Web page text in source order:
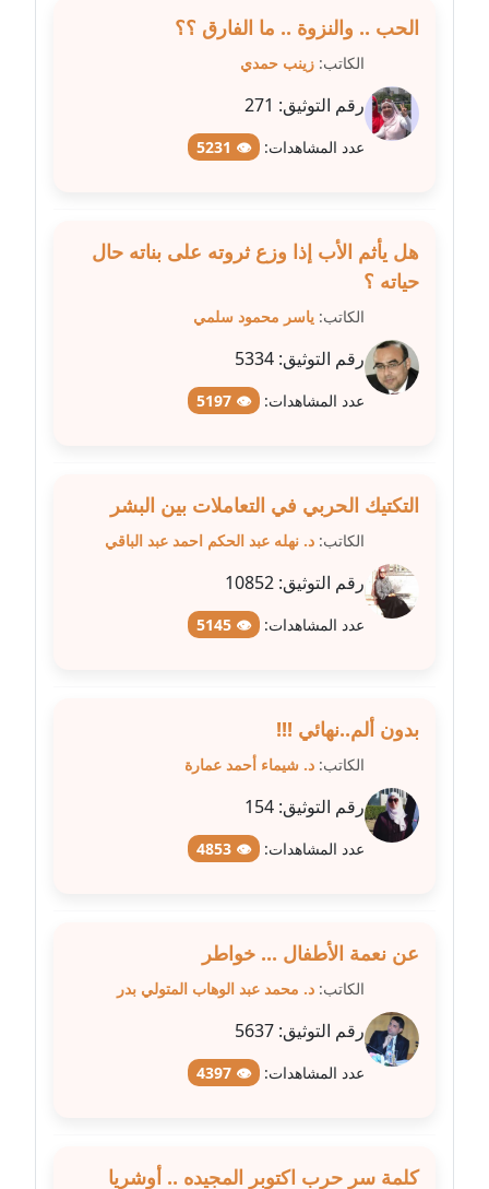
مدونة عبير عبد الرحيم (ماعت)
عاملة
مدونة عبير عزاوي
عاملة
مدونة عبير مصطفى
عاملة
مدونة عزة بركة
مدونة عطا الله حسب الله
عاملة
مدونة عفاف حسين
مدونة علا الأزوك
عاملة
مدونة علاء سرحان
عاملة
مدونة علي الفشني
مدونة عماد مصباح
الحب .. والنزوة .. ما الفارق ؟؟
الكاتب: زينب حمدي
رقم التوثيق: 271
عدد المشاهدات: 👁 5231
هل يأثم الأب إذا وزع ثروته على بناته حال
حياته ؟
الكاتب: ياسر محمود سلمي
رقم التوثيق: 5334
عدد المشاهدات: 👁 5197
التكتيك الحربي في التعاملات بين البشر
الكاتب: د. نهله عبد الحكم احمد عبد الباقي
رقم التوثيق: 10852
عدد المشاهدات: 👁 5145
بدون ألم..نهائي !!!
الكاتب: د. شيماء أحمد عمارة
رقم التوثيق: 154
عدد المشاهدات: 👁 4853
عن نعمة الأطفال ... خواطر
الكاتب: د. محمد عبد الوهاب المتولي بدر
رقم التوثيق: 5637
عدد المشاهدات: 👁 4397
كلمة سر حرب اكتوبر المجيده .. أوشريا